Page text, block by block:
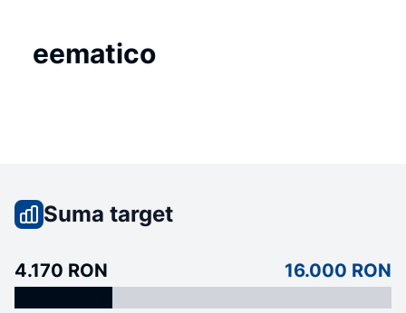
eematico
Suma target
4.170 RON 16.000 RON